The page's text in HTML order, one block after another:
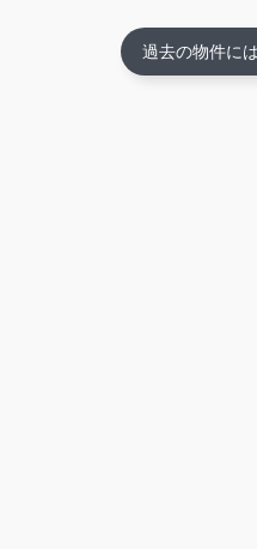
過去の物件には